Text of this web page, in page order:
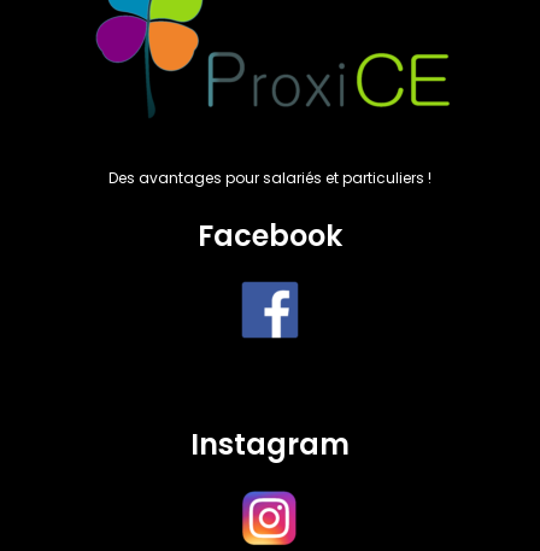
Des avantages pour salariés et particuliers !
Facebook
Instagram